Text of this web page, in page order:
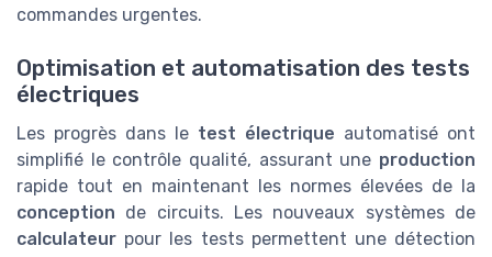
commandes urgentes.
Optimisation et automatisation des tests
électriques
Les progrès dans le test électrique automatisé ont
simplifié le contrôle qualité, assurant une production
rapide tout en maintenant les normes élevées de la
conception de circuits. Les nouveaux systèmes de
calculateur pour les tests permettent une détection